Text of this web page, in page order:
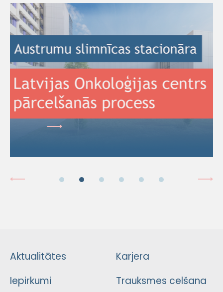
Aktualitātes
Iepirkumi
Karjera
Trauksmes celšana